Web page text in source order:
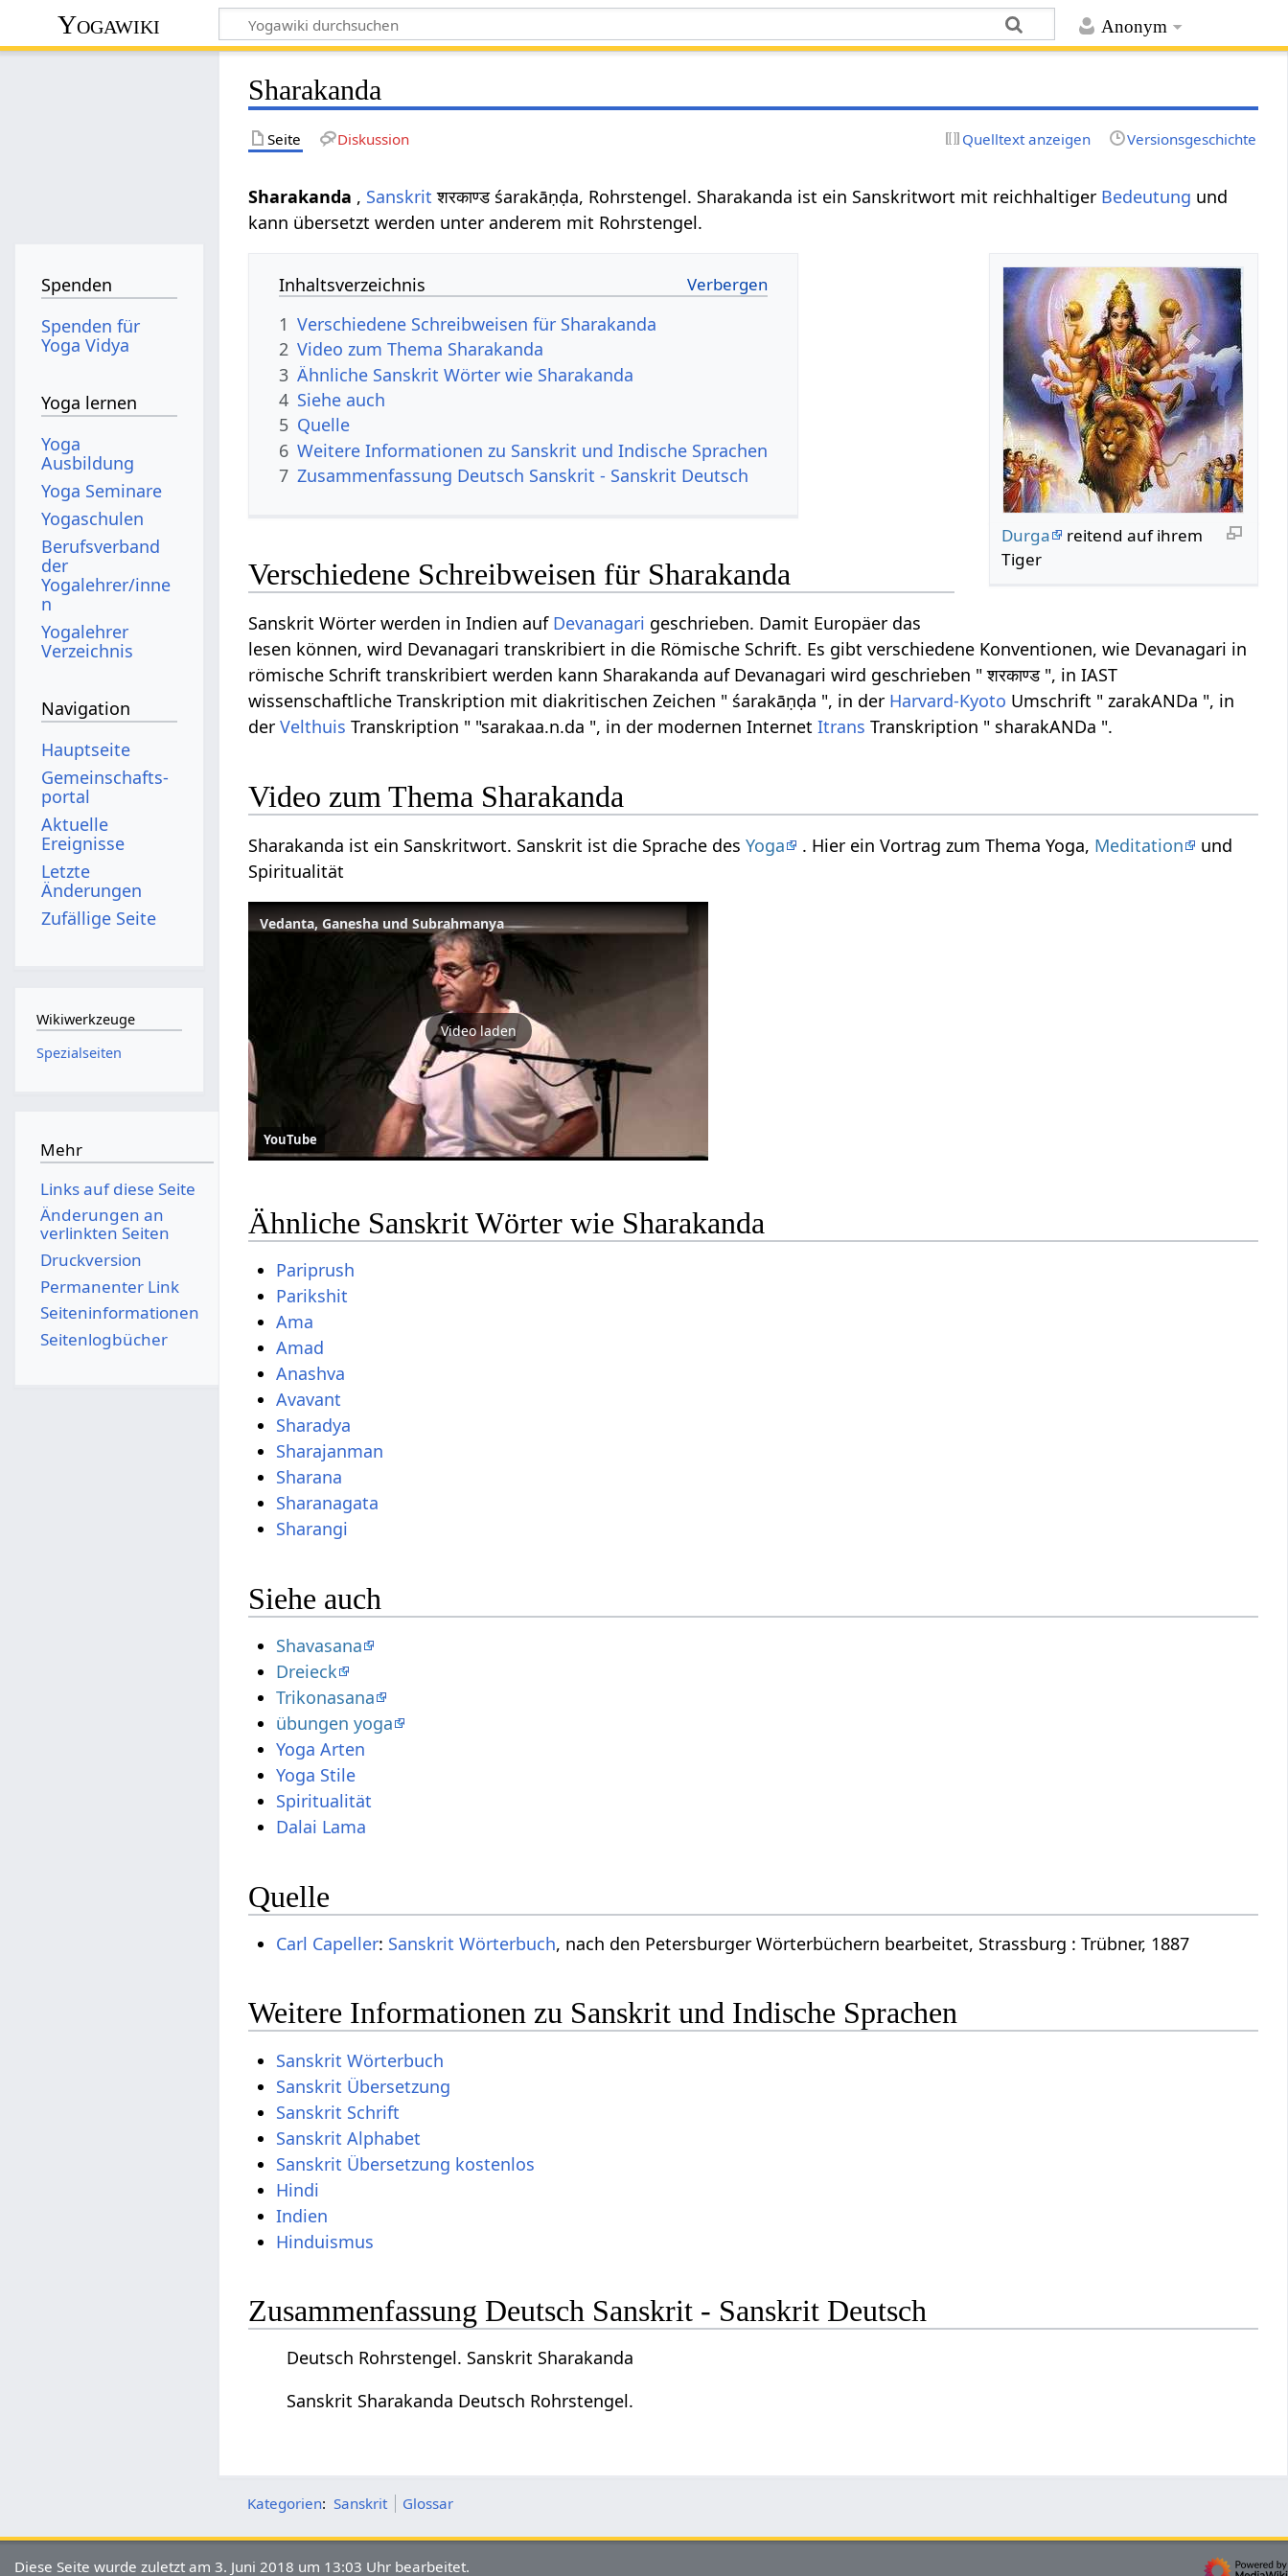
Anonym
Yogawiki
Sharakanda
Seite Diskussion Quelltext anzeigen Versionsgeschichte
Sharakanda , Sanskrit शरकाण्ड śarakāṇḍa, Rohrstengel. Sharakanda ist ein Sanskritwort mit reichhaltiger Bedeutung und
kann übersetzt werden unter anderem mit Rohrstengel.
Durga
reitend auf ihrem
Tiger
Inhaltsverzeichnis
1 Verschiedene Schreibweisen für Sharakanda
2 Video zum Thema Sharakanda
3 Ähnliche Sanskrit Wörter wie Sharakanda
4 Siehe auch
5 Quelle
6 Weitere Informationen zu Sanskrit und Indische Sprachen
7 Zusammenfassung Deutsch Sanskrit - Sanskrit Deutsch
Verschiedene Schreibweisen für Sharakanda
Sanskrit Wörter werden in Indien auf Devanagari geschrieben. Damit Europäer das
lesen können, wird Devanagari transkribiert in die Römische Schrift. Es gibt verschiedene Konventionen, wie Devanagari in
römische Schrift transkribiert werden kann Sharakanda auf Devanagari wird geschrieben " शरकाण्ड ", in IAST
wissenschaftliche Transkription mit diakritischen Zeichen " śarakāṇḍa ", in der Harvard-Kyoto Umschrift " zarakANDa ", in
derVelthuis Transkription " "sarakaa.n.da ", in der modernen InternetItrans Transkription " sharakANDa ".
Video zum Thema Sharakanda
Sharakanda ist ein Sanskritwort. Sanskrit ist die Sprache desYoga . Hier ein Vortrag zum Thema Yoga, Meditation
und
Spiritualität
Vedanta, Ganesha und Subrahmanya
Video laden
YouTube
Ähnliche Sanskrit Wörter wie Sharakanda
Pariprush
Parikshit
Ama
Amad
Anashva
Avavant
Sharadya
Sharajanman
Sharana
Sharanagata
Sharangi
Siehe auch
Shavasana
Dreieck
Trikonasana
übungen yoga
Yoga Arten
Yoga Stile
Spiritualität
Dalai Lama
Quelle
Carl Capeller: Sanskrit Wörterbuch, nach den Petersburger Wörterbüchern bearbeitet, Strassburg : Trübner, 1887
Weitere Informationen zu Sanskrit und Indische Sprachen
Sanskrit Wörterbuch
Sanskrit Übersetzung
Sanskrit Schrift
Sanskrit Alphabet
Sanskrit Übersetzung kostenlos
Hindi
Indien
Hinduismus
Zusammenfassung Deutsch Sanskrit - Sanskrit Deutsch
Deutsch Rohrstengel. Sanskrit Sharakanda
Sanskrit Sharakanda Deutsch Rohrstengel.
Kategorien: Sanskrit Glossar
Spenden
Spenden für
Yoga Vidya
Yoga lernen
Yoga
Ausbildung
Yoga Seminare
Yogaschulen
Berufsverband
der
Yogalehrer/inne
n
Yogalehrer
Verzeichnis
Navigation
Hauptseite
Gemeinschafts­
portal
Aktuelle
Ereignisse
Letzte
Änderungen
Zufällige Seite
Wikiwerkzeuge
Spezialseiten
Mehr
Links auf diese Seite
Änderungen an
verlinkten Seiten
Druckversion
Permanenter Link
Seiten­­informationen
Seitenlogbücher
Diese Seite wurde zuletzt am 3. Juni 2018 um 13:03 Uhr bearbeitet.